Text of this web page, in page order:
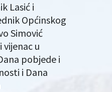
Lasić i
Općinskog
Simović
u
pobjede i
i Dana